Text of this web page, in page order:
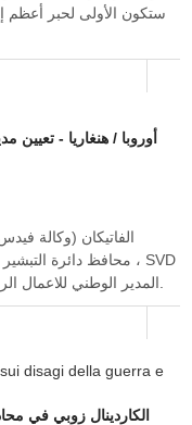
ستكون الأولى لحبر أعظم
أوروبا / هنغاريا - تعيين
الفاتيكان (وكالة
الكاردينال زوبي في